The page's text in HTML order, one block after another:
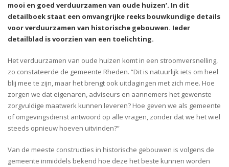
mooi en goed verduurzamen van oude huizen’. In dit
detailboek staat een omvangrijke reeks bouwkundige details
voor verduurzamen van historische gebouwen. Ieder
detailblad is voorzien van een toelichting.
Het verduurzamen van oude huizen komt in een stroomversnelling,
zo constateerde de gemeente Rheden. “Dit is natuurlijk iets om heel
blij mee te zijn, maar het brengt ook uitdagingen met zich mee. Hoe
zorgen we dat eigenaren, adviseurs en aannemers het gewenste
zorgvuldige maatwerk kunnen leveren? Hoe geven we als gemeente
of omgevingsdienst antwoord op alle vragen, zonder dat we het wiel
steeds opnieuw hoeven uitvinden?”
Van de meeste constructies in historische gebouwen is volgens de
gemeente inmiddels bekend hoe deze het beste kunnen worden